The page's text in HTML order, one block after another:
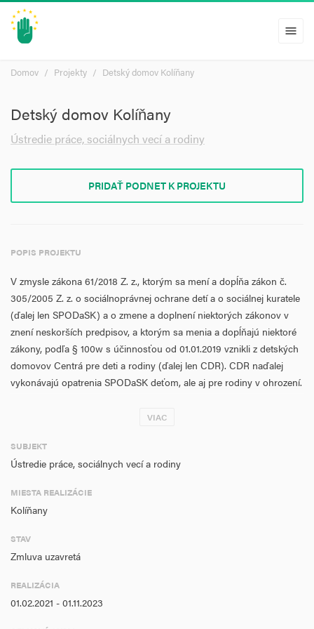
menu
Domov Projekty Detský domov Kolíňany
Detský domov Kolíňany
Ústredie práce, sociálnych vecí a rodiny
PRIDAŤ PODNET K PROJEKTU
POPIS PROJEKTU
V zmysle zákona 61/2018 Z. z., ktorým sa mení a dopĺňa zákon č.
305/2005 Z. z. o sociálnoprávnej ochrane detí a o sociálnej kuratele
(ďalej len SPODaSK) a o zmene a doplnení niektorých zákonov v
znení neskorších predpisov, a ktorým sa menia a dopĺňajú niektoré
zákony, podľa § 100w s účinnosťou od 01.01.2019 vznikli z detských
domovov Centrá pre deti a rodiny (ďalej len CDR). CDR naďalej
vykonávajú opatrenia SPODaSK deťom, ale aj pre rodiny v ohrození.
formou (cieľom je pravidelne vykonávať návštevy v rodine za
sociálneho prostredia rodiny, získanie náhľadu do rodinného života
a poradenstva), ambulantnou formou (s cieľom uskutočňovať
rôznorodosť kategórií rodičov na základe vopred pripraveného
Programu práce s rodinami v podmienkach CDR) a dobrovoľné
pobyty pre deti na základe dohody s rodičmi v súlade s platnou
legislatívou.
Cieľom projektu je podporiť výkon opatrení ambulantnou a
VIAC
SUBJEKT
Ústredie práce, sociálnych vecí a rodiny
MIESTA REALIZÁCIE
Kolíňany
STAV
Zmluva uzavretá
REALIZÁCIA
01.02.2021 - 01.11.2023